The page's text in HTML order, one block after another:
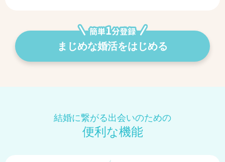
まじめな婚活をはじめる
結婚に繋がる出会いのための
便利な機能